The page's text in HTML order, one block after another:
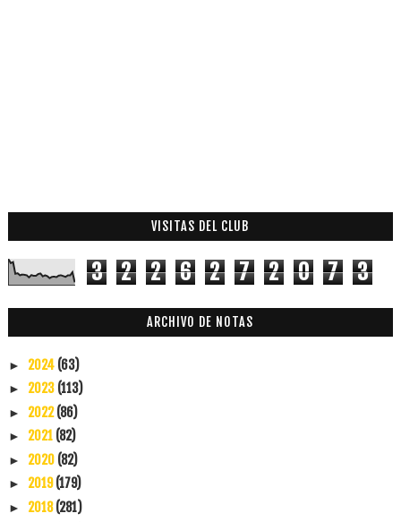
VISITAS DEL CLUB
3 2 2 6 2 7 2 0 7 3
ARCHIVO DE NOTAS
► 2024 (63)
► 2023 (113)
► 2022(86)
► 2021 (82)
► 2020 (82)
► 2019(179)
► 2018(281)